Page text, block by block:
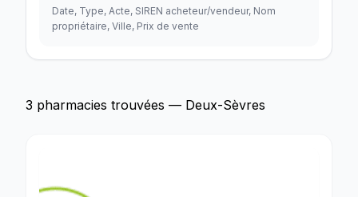
Date, Type, Acte, SIREN acheteur/vendeur, Nom
propriétaire, Ville, Prix de vente
3 pharmacies trouvées — Deux-Sèvres